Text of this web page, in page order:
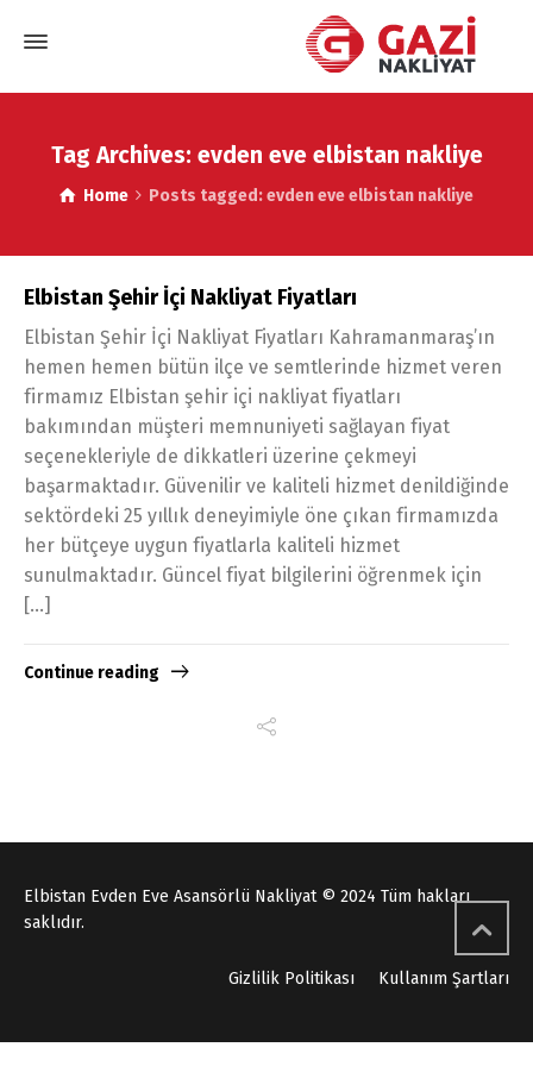
Tag Archives: evden eve elbistan nakliye
Home Posts tagged: evden eve elbistan nakliye
Elbistan Şehir İçi Nakliyat Fiyatları
Elbistan Şehir İçi Nakliyat Fiyatları Kahramanmaraş’ın
hemen hemen bütün ilçe ve semtlerinde hizmet veren
firmamız Elbistan şehir içi nakliyat fiyatları
bakımından müşteri memnuniyeti sağlayan fiyat
seçenekleriyle de dikkatleri üzerine çekmeyi
başarmaktadır. Güvenilir ve kaliteli hizmet denildiğinde
sektördeki 25 yıllık deneyimiyle öne çıkan firmamızda
her bütçeye uygun fiyatlarla kaliteli hizmet
sunulmaktadır. Güncel fiyat bilgilerini öğrenmek için
[…]
Continue reading
Elbistan Evden Eve Asansörlü Nakliyat © 2024 Tüm hakları
saklıdır.
Gizlilik Politikası Kullanım Şartları